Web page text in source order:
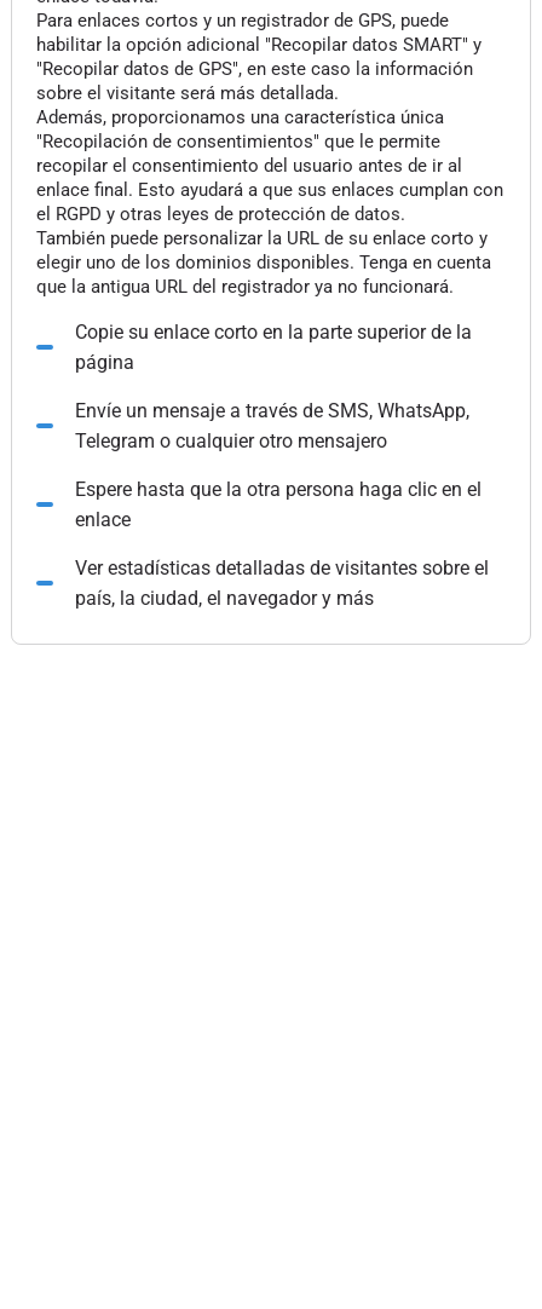
Para enlaces cortos y un registrador de GPS, puede
habilitar la opción adicional "Recopilar datos SMART" y
"Recopilar datos de GPS", en este caso la información
sobre el visitante será más detallada.
Además, proporcionamos una característica única
"Recopilación de consentimientos" que le permite
recopilar el consentimiento del usuario antes de ir al
enlace final. Esto ayudará a que sus enlaces cumplan con
el RGPD y otras leyes de protección de datos.
También puede personalizar la URL de su enlace corto y
elegir uno de los dominios disponibles. Tenga en cuenta
que la antigua URL del registrador ya no funcionará.
Copie su enlace corto en la parte superior de la
página
Envíe un mensaje a través de SMS, WhatsApp,
Telegram o cualquier otro mensajero
Espere hasta que la otra persona haga clic en el
enlace
Ver estadísticas detalladas de visitantes sobre el
país, la ciudad, el navegador y más